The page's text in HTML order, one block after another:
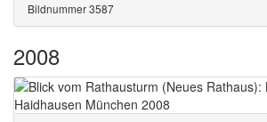
Bildnummer 3587
2008